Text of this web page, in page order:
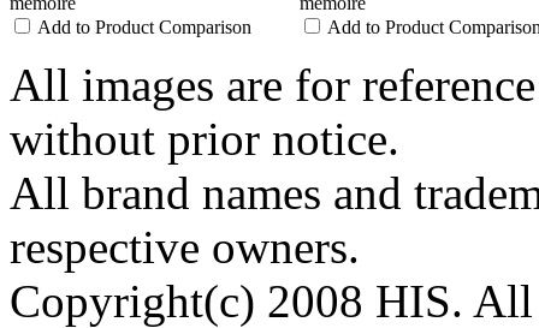
Add to Product Comparison
Add to Product
All images are for
without prior notice.
All brand names and
respective owners.
Copyright(c) 2008 HIS. All